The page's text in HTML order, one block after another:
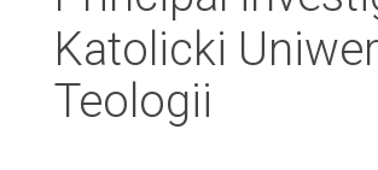
Katolicki
Teologii